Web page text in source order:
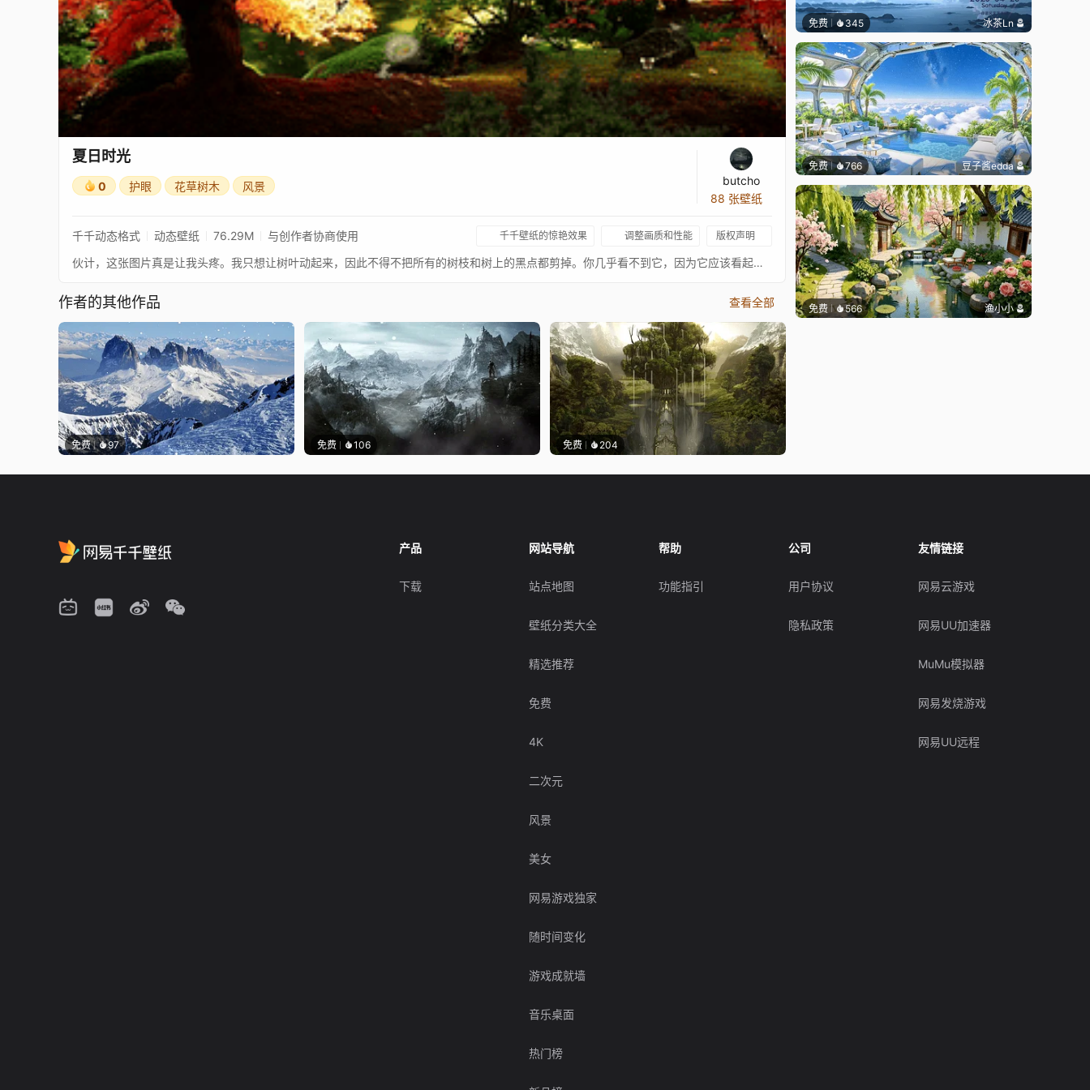
夏日时光
0 护眼 花草树木 风景
butcho
88 张壁纸
千千动态格式 动态壁纸 76.29M 与创作者协商使用 千千壁纸的惊艳效果 调整画质和性能 版权声明
伙计，这张图片真是让我头疼。我只想让树叶动起来，因此不得不把所有的树枝和树上的黑点都剪掉。你几乎看不到它，因为它应该看起来像夏天的微风。这花费了我宝贵的时间，但我只能说……不管工作多脏，总得有人去做。^^ 享受你的壁纸吧。更新 2018.10.06：重新制作了我以前的一张壁纸，只是为了好玩。我还添加了一段轻松的音乐和一个YouTube链接。天哪，我多么怀念夏天的时光。更新 2019.02.02：增加了一个选项，可以开关卡通风格的野生动物，以防你只想要一张漂亮的森林壁纸。
作者的其他作品 查看全部
免费 97 免费 106 免费 204
免费 345 冰茶Ln
免费 766 豆子酱edda
免费 566 渔小小
产品
下载
网站导航
站点地图
壁纸分类大全
精选推荐
免费
4K
二次元
风景
美女
网易游戏独家
随时间变化
游戏成就墙
音乐桌面
热门榜
帮助
功能指引
公司
用户协议
隐私政策
友情链接
网易云游戏
网易UU加速器
MuMu模拟器
网易发烧游戏
网易UU远程